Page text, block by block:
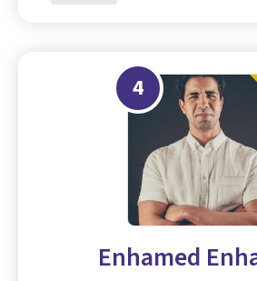
4
Enhamed